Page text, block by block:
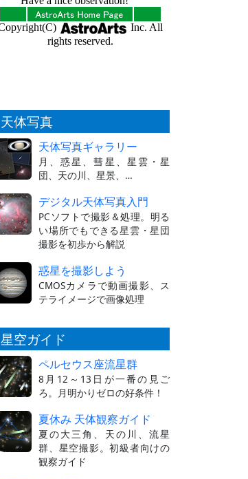
天体写真
天体写真ギャラリー
月、惑星、彗星、星雲・星
団、天の川、星景、…
デジタル天体写真入門
PCソフトで撮影＆処理。明る
い場所でもできる星雲・星団
撮影を初歩から解説
惑星を撮影しよう
CMOSカメラで動画撮影、ス
テライメージで画像処理
星空ガイド
ペルセウス座流星群
8月12～13日が一番の見ご
ろ。月明かりゼロの好条件！
夏休み 天体観察ガイド
夏の大三角、天の川、流星
群、星空撮影。初級者向けの
観察ガイド